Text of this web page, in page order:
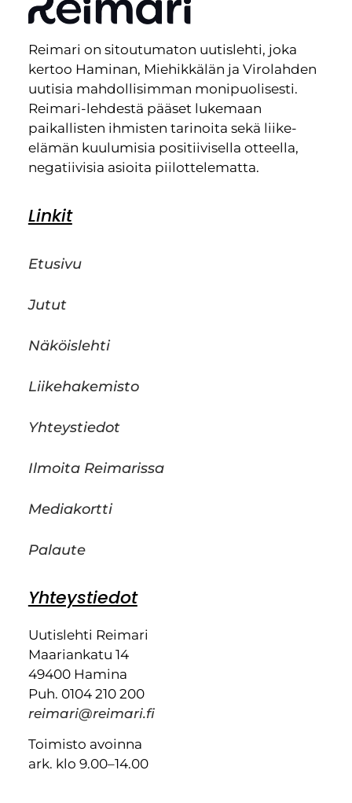
Reimari on sitoutumaton uutislehti, joka
kertoo Haminan, Miehikkälän ja Virolahden
uutisia mahdollisimman monipuolisesti.
Reimari-lehdestä pääset lukemaan
paikallisten ihmisten tarinoita sekä liike-
elämän kuulumisia positiivisella otteella,
negatiivisia asioita piilottelematta.
Linkit
Etusivu
Jutut
Näköislehti
Liikehakemisto
Yhteystiedot
Ilmoita Reimarissa
Mediakortti
Palaute
Yhteystiedot
Uutislehti Reimari
Maariankatu 14
49400 Hamina
Puh. 0104 210 200
reimari@reimari.fi
Toimisto avoinna
ark. klo 9.00–14.00